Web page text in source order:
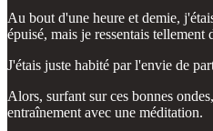
Au bout d'une heure et demie,
épuisé, mais je ressentais tellement
J'étais juste habité par l'envie de
Alors, surfant sur ces bonnes
entraînement avec une méditation.